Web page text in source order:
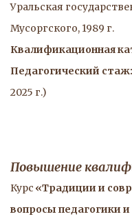
Уральская
Мусоргского, 1989 г.
Квалификационная
Педагогический
2025 г.)
Повышение
Курс «Традиции и
вопросы педагогики и